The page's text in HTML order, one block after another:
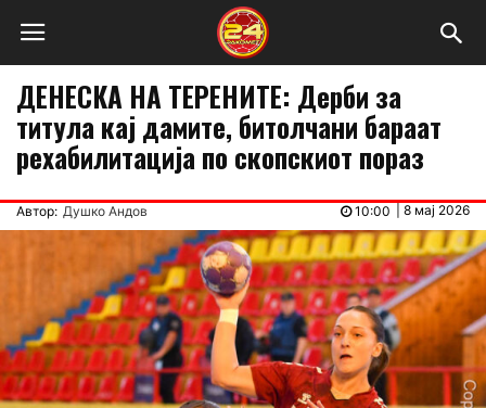
ДЕНЕСКА НА ТЕРЕНИТЕ: Дерби за
титула кај дамите, битолчани бараат
рехабилитација по скопскиот пораз
Автор: Душко Андов 8 мај 2026
10:00